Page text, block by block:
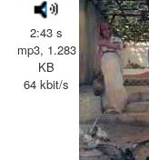
2:43 s
mp3, 1.283
KB
64 kbit/s